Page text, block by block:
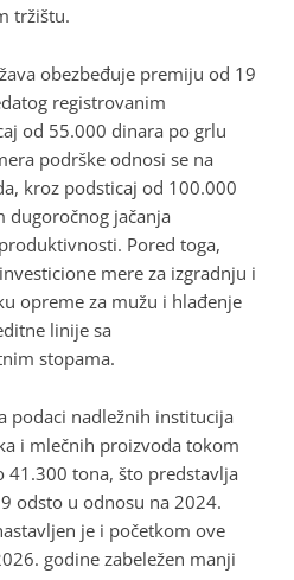
tržištu.
obezbeđuje premiju od 19
registrovanim
od 55.000 dinara po grlu
podrške odnosi se na
kroz podsticaj od 100.000
dugoročnog jačanja
Pored toga,
mere za izgradnju i
opreme za mužu i hlađenje
linije sa
stopama.
podaci nadležnih institucija
i mlečnih proizvoda tokom
41.300 tona, što predstavlja
odsto u odnosu na 2024.
je i početkom ove
godine zabeležen manji